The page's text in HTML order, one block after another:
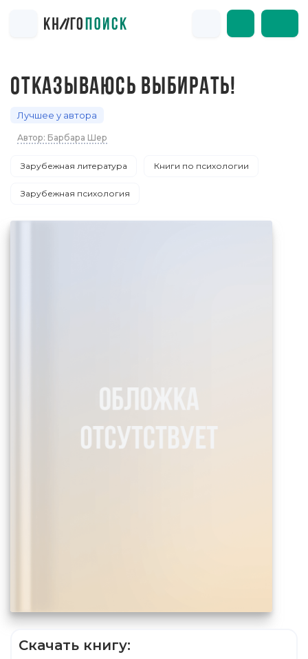
ОТКАЗЫВАЮСЬ ВЫБИРАТЬ!
Лучшее у автора
Автор: Барбара Шер
Зарубежная литература Книги по психологии
Зарубежная психология
Скачать книгу: